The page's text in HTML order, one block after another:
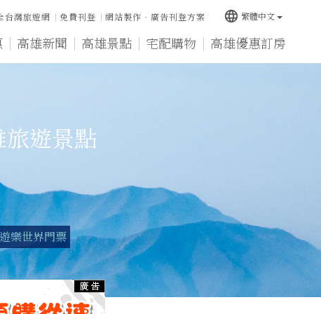
高雄新聞 高雄景點 宅配購物 高雄優惠訂房
台灣旅遊網 免費刊登 網站製作‧廣告刊登方案 language 繁體中文
遊景點
樂世界門票